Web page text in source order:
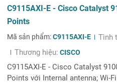
C9115AXI-E - Cisco Catalyst
Points
Mã sản phẩm:C9115AXI-E Tình
Thương hiệu: CISCO
C9115AXI-E - Cisco Catalyst
Points với Internal antenna; Wi-